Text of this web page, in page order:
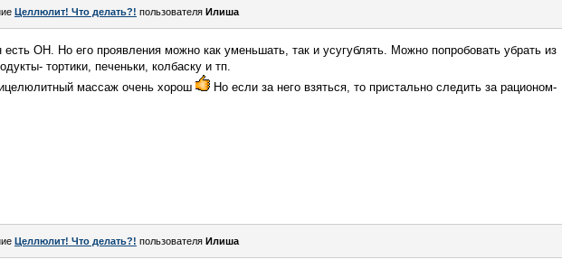
Целлюлит! Что делать?! пользователя Илиша
ОН. Но его проявления можно как уменьшать, так и усугублять. Можно попробовать убрать из
тортики, печеньки, колбаску и тп.
массаж очень хорош
Но если за него взяться, то пристально следить за рационом-
Целлюлит! Что делать?! пользователя Илиша